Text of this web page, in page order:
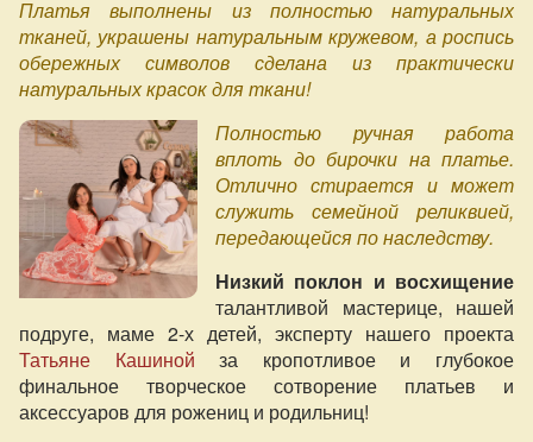
Платья выполнены из полностью натуральных
тканей, украшены натуральным кружевом, а роспись
обережных символов сделана из практически
натуральных красок для ткани!
Полностью ручная работа
вплоть до бирочки на платье.
Отлично стирается и может
служить семейной реликвией,
передающейся по наследству.
Низкий поклон и восхищение
талантливой мастерице, нашей
подруге, маме 2-х детей, эксперту нашего проекта
Татьяне Кашиной за кропотливое и глубокое
финальное творческое сотворение платьев и
аксессуаров для рожениц и родильниц!